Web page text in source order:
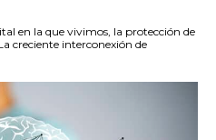
en la que vivimos, la protección de
creciente interconexión de